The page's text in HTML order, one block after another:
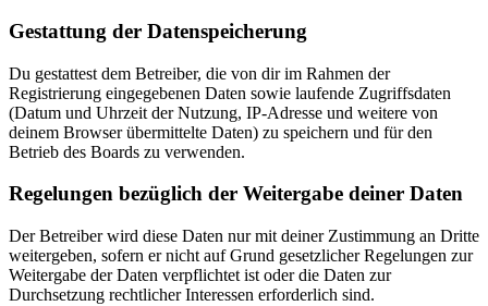
Gestattung der Datenspeicherung
Du gestattest dem Betreiber, die von dir im Rahmen der
Registrierung eingegebenen Daten sowie laufende Zugriffsdaten
(Datum und Uhrzeit der Nutzung, IP-Adresse und weitere von
deinem Browser übermittelte Daten) zu speichern und für den
Betrieb des Boards zu verwenden.
Regelungen bezüglich der Weitergabe deiner Daten
Der Betreiber wird diese Daten nur mit deiner Zustimmung an Dritte
weitergeben, sofern er nicht auf Grund gesetzlicher Regelungen zur
Weitergabe der Daten verpflichtet ist oder die Daten zur
Durchsetzung rechtlicher Interessen erforderlich sind.